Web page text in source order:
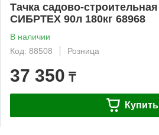
Тачка садово-
СИБРТЕХ 90л 180кг 68968
В наличии
Код: 88508
Розница
37 350 ₸
Купить